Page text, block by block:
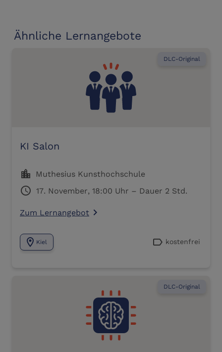
Ähnliche Lernangebote
DLC-Original
KI Salon
location_city Muthesius Kunsthochschule
schedule
17. November, 18:00 Uhr – Dauer 2 Std.
Zum Lernangebot navigate_next
location_on Kiel label kostenfrei
DLC-Original